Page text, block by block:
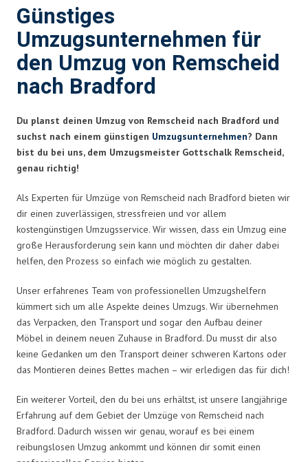
Günstiges
Umzugsunternehmen für
den Umzug von Remscheid
nach Bradford
Du planst deinen Umzug von Remscheid nach Bradford und
suchst nach einem günstigen Umzugsunternehmen? Dann
bist du bei uns, dem Umzugsmeister Gottschalk Remscheid,
genau richtig!
Als Experten für Umzüge von Remscheid nach Bradford bieten wir
dir einen zuverlässigen, stressfreien und vor allem
kostengünstigen Umzugsservice. Wir wissen, dass ein Umzug eine
große Herausforderung sein kann und möchten dir daher dabei
helfen, den Prozess so einfach wie möglich zu gestalten.
Unser erfahrenes Team von professionellen Umzugshelfern
kümmert sich um alle Aspekte deines Umzugs. Wir übernehmen
das Verpacken, den Transport und sogar den Aufbau deiner
Möbel in deinem neuen Zuhause in Bradford. Du musst dir also
keine Gedanken um den Transport deiner schweren Kartons oder
das Montieren deines Bettes machen – wir erledigen das für dich!
Ein weiterer Vorteil, den du bei uns erhältst, ist unsere langjährige
Erfahrung auf dem Gebiet der Umzüge von Remscheid nach
Bradford. Dadurch wissen wir genau, worauf es bei einem
reibungslosen Umzug ankommt und können dir somit einen